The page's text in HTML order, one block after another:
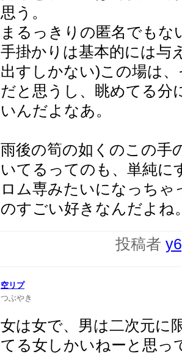
思う。
まるっきりの匿名でもな
手掛かりは基本的には与
出すしかない)この場は
だと思うし、眺めてる分
いんだよなあ。
雨後の筍の如くのこの手
いてるってのも、単純に
ロム専みたいになっち
のすごい好きなんだよね
投稿者
空リプ
つぶやき
女は女で、男は二次元に
てる女しかいねーと思っ